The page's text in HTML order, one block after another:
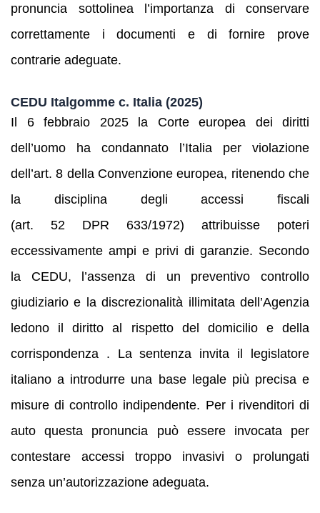
pronuncia sottolinea l’importanza di conservare
correttamente i documenti e di fornire prove
contrarie adeguate.
CEDU Italgomme c. Italia (2025)
Il 6 febbraio 2025 la Corte europea dei diritti
dell’uomo ha condannato l’Italia per violazione
dell’art. 8 della Convenzione europea, ritenendo che
la disciplina degli accessi fiscali
(art. 52 DPR 633/1972) attribuisse poteri
eccessivamente ampi e privi di garanzie. Secondo
la CEDU, l’assenza di un preventivo controllo
giudiziario e la discrezionalità illimitata dell’Agenzia
ledono il diritto al rispetto del domicilio e della
corrispondenza . La sentenza invita il legislatore
italiano a introdurre una base legale più precisa e
misure di controllo indipendente. Per i rivenditori di
auto questa pronuncia può essere invocata per
contestare accessi troppo invasivi o prolungati
senza un’autorizzazione adeguata.